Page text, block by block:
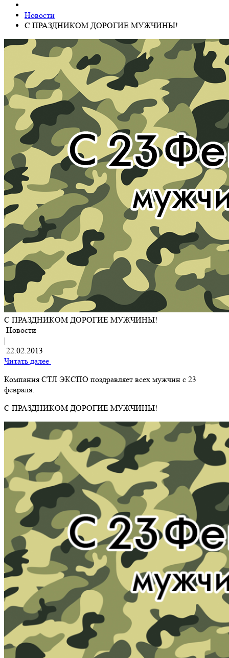
Новости
С ПРАЗДНИКОМ ДОРОГИЕ МУЖЧИНЫ!
С ПРАЗДНИКОМ ДОРОГИЕ МУЖЧИНЫ!
Новости
|
22.02.2013
Читать далее
Компания СТЛ ЭКСПО поздравляет всех мужчин с 23
февраля.
С ПРАЗДНИКОМ ДОРОГИЕ МУЖЧИНЫ!